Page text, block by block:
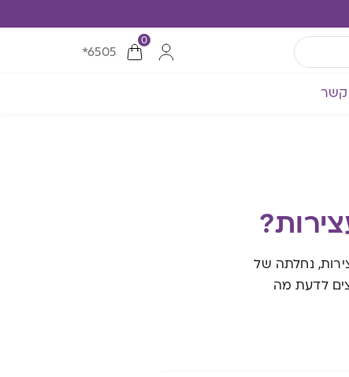
0
*6505
קשר
נחלתה של
לדעת מה